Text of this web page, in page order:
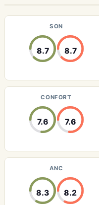
SON
8.7 8.7
CONFORT
7.6 7.6
ANC
8.3 8.2